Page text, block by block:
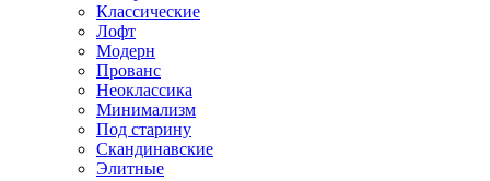
Классические
Лофт
Модерн
Прованс
Неоклассика
Минимализм
Под старину
Скандинавские
Элитные